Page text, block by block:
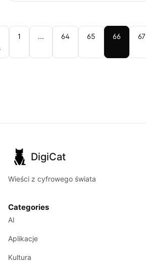
1 ... 64 65 66 67
DigiCat
Wieści z cyfrowego świata
Categories
AI
Aplikacje
Kultura